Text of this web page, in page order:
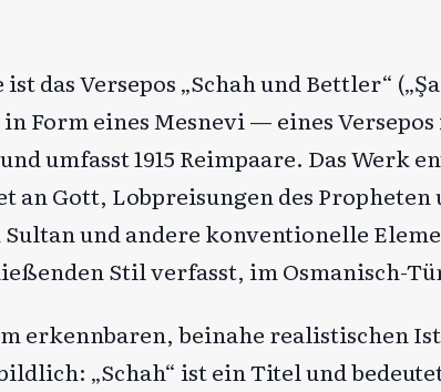
das Versepos „Schah und Bettler“
Form eines Mesnevi — eines
umfasst 1915 Reimpaare. Das Werk
an Gott, Lobpreisungen des
und andere konventionelle
Stil verfasst, im Osmanisch-
erkennbaren, beinahe realistischen
„Schah“ ist ein Titel und